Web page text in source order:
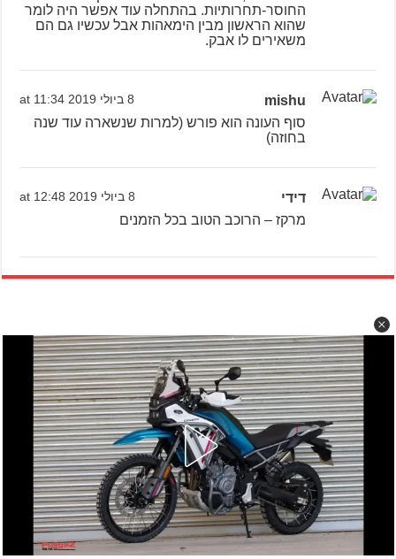
החוסר-תחרותיות. בהתחלה עוד אפשר היה לומר
שהוא הראשון מבין הימאהות אבל עכשיו גם הם
משאירים לו אבק.
mishu 8 ביולי 2019 at 11:34
סוף העונה הוא פורש (למרות שנשארה עוד שנה
בחוזה)
דידי 8 ביולי 2019 at 12:48
מרקז – הרוכב הטוב בכל הזמנים